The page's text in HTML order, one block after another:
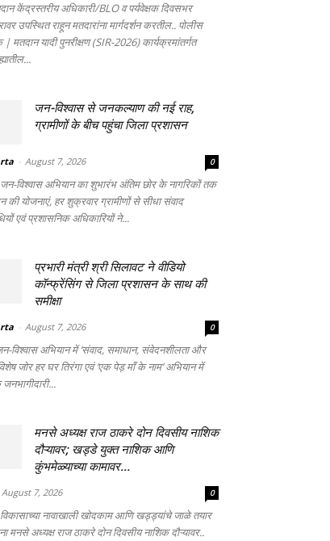
केंद्रस्तरीय अधिकारी/BLO व पर्यवेक्षक दिवसभर
उपस्थित राहून मतदारांना मार्गदर्शन करतील.. पोलीस
| मतदान यादी पुनरीक्षण (SIR-2026) कार्यक्रमांतर्गत
जन-विश्वास से जनकल्याण की नई राह,
ग्रामीणों के बीच पहुंचा जिला प्रशासन
August 7, 2026 0
विश्वास अभियान का शुभारंभ अंतिम छोर के नागरिकों तक
की योजनाएं, हर शुक्रवार ग्रामीणों से सीधा संवाद
एवं प्रशासनिक अधिकारियों ने...
प्रभारी मंत्री श्री सिलावट ने वीडियो
कॉन्फ्रेंसिंग से जिला प्रशासन के साथ की
समीक्षा
August 7, 2026 0
विश्वास अभियान में ‘संवाद, समाधान, संवेदनशीलता और
जोर हर घर तिरंगा एवं ‘एक पेड़ माँ के नाम’ अभियान में
मनसे अध्यक्ष राज ठाकरे दोन दिवसीय नाशिक
दौऱ्यावर; खड्डे युक्त नाशिक आणि
कुंभमेळ्याच्या कामावर...
August 7, 2026 0
नावाखाली खोदकाम आणि खड्ड्यांचे जाळे तयार
मनसे अध्यक्ष राज ठाकरे दोन दिवसीय नाशिक दौऱ्यावर..